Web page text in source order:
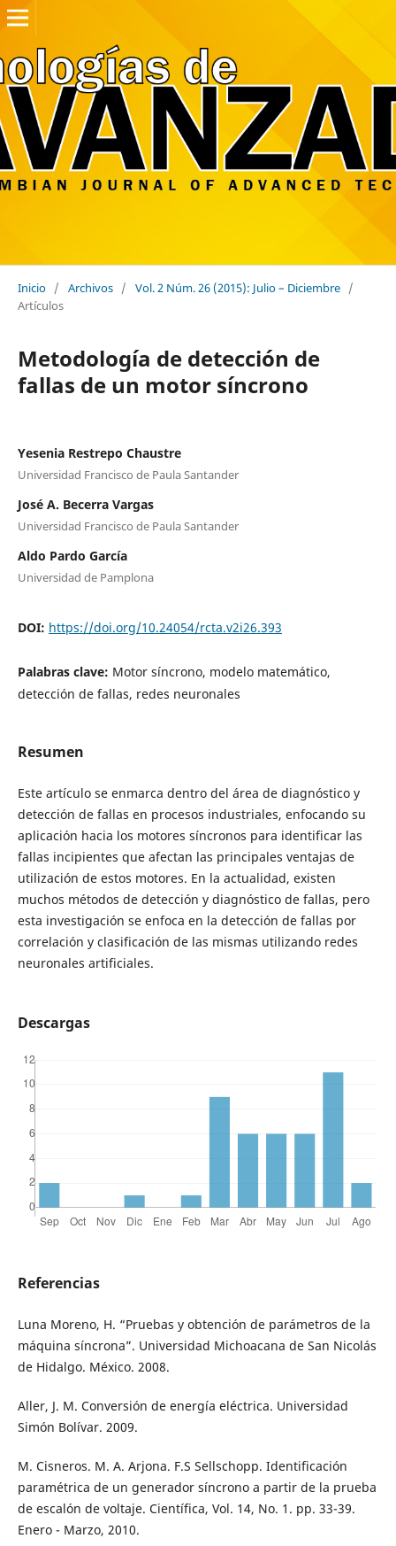
Inicio / Archivos / Vol. 2 Núm. 26 (2015): Julio – Diciembre /
Artículos
Metodología de detección de
fallas de un motor síncrono
Yesenia Restrepo Chaustre
Universidad Francisco de Paula Santander
José A. Becerra Vargas
Universidad Francisco de Paula Santander
Aldo Pardo García
Universidad de Pamplona
DOI: https://doi.org/10.24054/rcta.v2i26.393
Palabras clave: Motor síncrono, modelo matemático,
detección de fallas, redes neuronales
Resumen
Este artículo se enmarca dentro del área de diagnóstico y
detección de fallas en procesos industriales, enfocando su
aplicación hacia los motores síncronos para identificar las
fallas incipientes que afectan las principales ventajas de
utilización de estos motores. En la actualidad, existen
muchos métodos de detección y diagnóstico de fallas, pero
esta investigación se enfoca en la detección de fallas por
correlación y clasificación de las mismas utilizando redes
neuronales artificiales.
Descargas
Referencias
Luna Moreno, H. “Pruebas y obtención de parámetros de la
máquina síncrona”. Universidad Michoacana de San Nicolás
de Hidalgo. México. 2008.
Aller, J. M. Conversión de energía eléctrica. Universidad
Simón Bolívar. 2009.
M. Cisneros. M. A. Arjona. F.S Sellschopp. Identificación
paramétrica de un generador síncrono a partir de la prueba
de escalón de voltaje. Científica, Vol. 14, No. 1. pp. 33-39.
Enero - Marzo, 2010.